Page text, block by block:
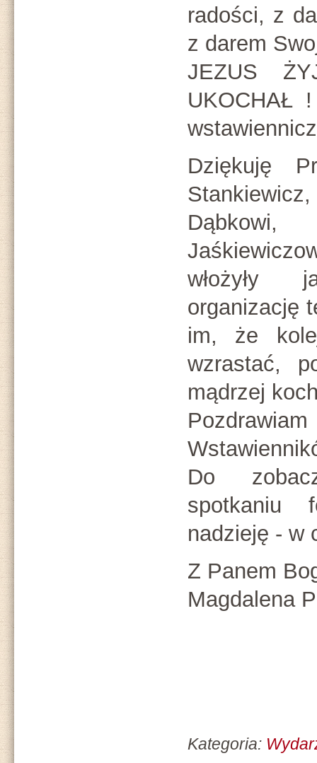
radości, z
z darem
JEZUS
UKOCHAŁ
Dziękuję
włożyły
organizację
im, że
wzrastać,
mądrzej
Do
spotkaniu
nadzieję - w
Z Panem
Magdalena
Kategoria: